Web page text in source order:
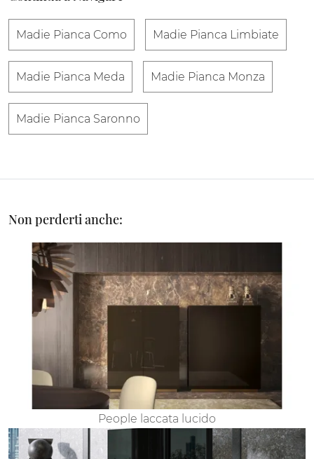
Madie Pianca Como Madie Pianca Limbiate
Madie Pianca Meda Madie Pianca Monza
Madie Pianca Saronno
Non perderti anche:
People laccata lucido